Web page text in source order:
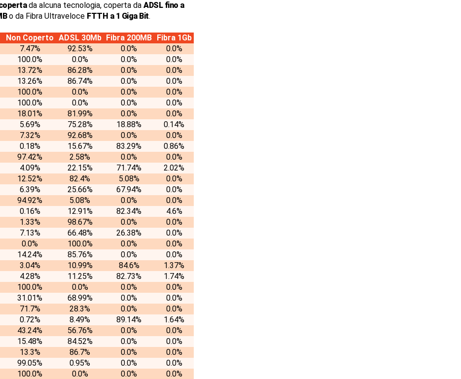
da alcuna tecnologia, coperta da ADSL fino a
o da Fibra Ultraveloce FTTH a 1 Giga Bit.
Non Coperto ADSL 30Mb Fibra 200MB Fibra 1Gb
7.47% 92.53% 0.0%
0.0%
100.0% 0.0% 0.0%
0.0%
13.72% 86.28% 0.0%
0.0%
13.26% 86.74% 0.0%
0.0%
100.0% 0.0% 0.0%
0.0%
100.0% 0.0% 0.0%
0.0%
18.01% 81.99% 0.0%
0.0%
5.69% 75.28% 18.88%
0.14%
7.32% 92.68% 0.0%
0.0%
0.18% 15.67% 83.29%
0.86%
97.42% 2.58% 0.0%
0.0%
4.09% 22.15% 71.74%
2.02%
12.52% 82.4% 5.08%
0.0%
6.39% 25.66% 67.94%
0.0%
94.92% 5.08% 0.0%
0.0%
0.16% 12.91% 82.34%
4.6%
1.33% 98.67% 0.0%
0.0%
7.13% 66.48% 26.38%
0.0%
0.0% 100.0% 0.0%
0.0%
14.24% 85.76% 0.0%
0.0%
3.04% 10.99% 84.6%
1.37%
4.28% 11.25% 82.73%
1.74%
100.0% 0.0% 0.0%
0.0%
31.01% 68.99% 0.0%
0.0%
71.7% 28.3% 0.0%
0.0%
0.72% 8.49% 89.14%
1.64%
43.24% 56.76% 0.0%
0.0%
15.48% 84.52% 0.0%
0.0%
13.3% 86.7% 0.0%
0.0%
99.05% 0.95% 0.0%
0.0%
100.0% 0.0% 0.0%
0.0%